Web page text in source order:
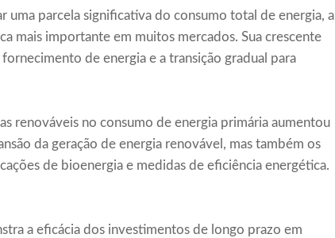
uma parcela significativa do consumo total de energia, a
mais importante em muitos mercados. Sua crescente
de energia e a transição gradual para
renováveis ​​no consumo de energia primária aumentou
da geração de energia renovável, mas também os
de bioenergia e medidas de eficiência energética.
a eficácia dos investimentos de longo prazo em